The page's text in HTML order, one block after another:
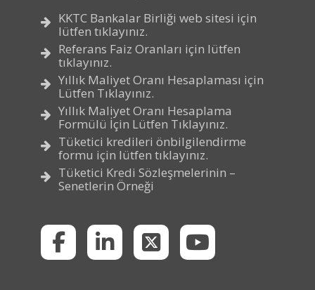
KKTC Bankalar Birliği web sitesi için
lütfen tıklayınız.
Referans Faiz Oranları için lütfen
tıklayınız.
Yıllık Maliyet Oranı Hesaplaması için
Lütfen Tıklayınız.
Yıllık Maliyet Oranı Hesaplama
Formülü İçin Lütfen Tıklayınız.
Tüketici kredileri önbilgilendirme
formu için lütfen tıklayınız.
Tüketici Kredi Sözleşmelerinin –
Senetlerin Örneği